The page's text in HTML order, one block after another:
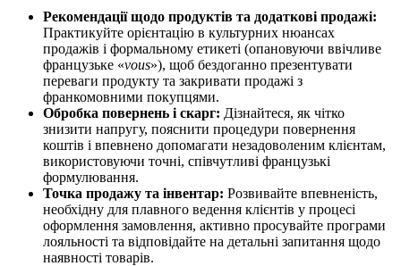
Рекомендації щодо продуктів та додаткові продажі:
Практикуйте орієнтацію в культурних нюансах
продажів і формальному етикеті (опановуючи ввічливе
французьке «vous»), щоб бездоганно презентувати
переваги продукту та закривати продажі з
франкомовними покупцями.
Обробка повернень і скарг: Дізнайтеся, як чітко
знизити напругу, пояснити процедури повернення
коштів і впевнено допомагати незадоволеним клієнтам,
використовуючи точні, співчутливі французькі
формулювання.
Точка продажу та інвентар: Розвивайте впевненість,
необхідну для плавного ведення клієнтів у процесі
оформлення замовлення, активно просувайте програми
лояльності та відповідайте на детальні запитання щодо
наявності товарів.